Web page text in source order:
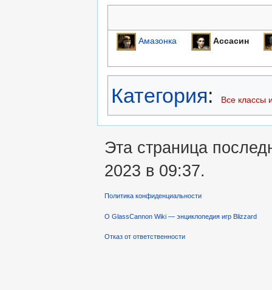
Амазонка Ассасин
Категория: Все классы
Эта страница
2023 в 09:37.
Политика конфиденциальности
О GlassCannon Wiki — энциклопедия игр Blizzard
Отказ от ответственности